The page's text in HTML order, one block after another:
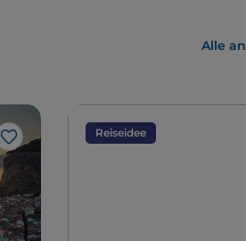
Alle
Like
Reiseidee